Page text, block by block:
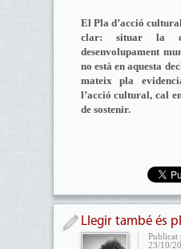
El Pla d’acció
clar: situar la
desenvolupament
no està en aquesta
mateix pla
l’acció cultural, cal
de sostenir.
Llegir també és
Publicat
23/10/